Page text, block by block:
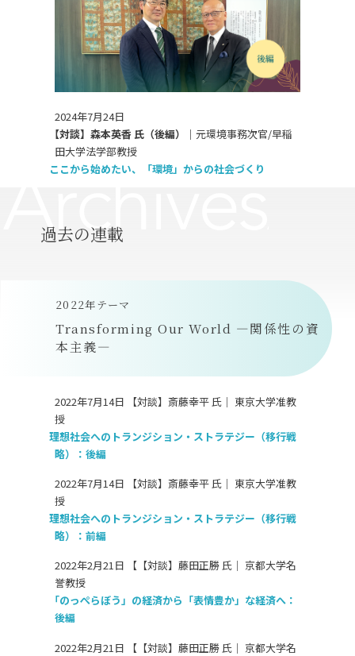
2024年7月24日
【対談】森本英香 氏（後編）｜元環境事務次官/早稲
田大学法学部教授
ここから始めたい、「環境」からの社会づくり
過去の連載
2022年テーマ
Transforming Our World ―関係性の資
本主義―
2022年7月14日 【対談】斎藤幸平 氏｜ 東京大学准教
授
理想社会へのトランジション・ストラテジー（移行戦
略）：後編
2022年7月14日 【対談】斎藤幸平 氏｜ 東京大学准教
授
理想社会へのトランジション・ストラテジー（移行戦
略）：前編
2022年2月21日 【【対談】藤田正勝 氏｜ 京都大学名
誉教授
「のっぺらぼう」の経済から「表情豊か」な経済へ：
後編
2022年2月21日 【【対談】藤田正勝 氏｜ 京都大学名